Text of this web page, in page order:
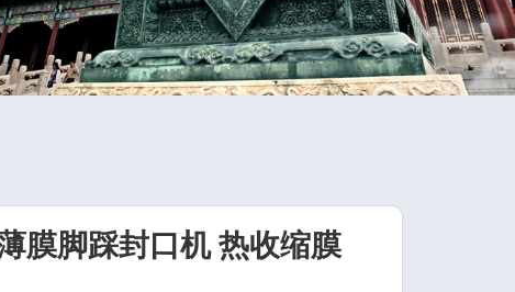
膜脚踩封口机 热收缩膜